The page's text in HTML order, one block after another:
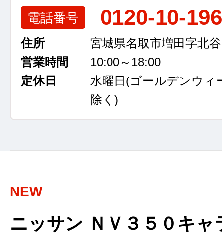
電話番号 0120-10-
住所
宮城県名取市増田字北
営業時間
10:00～18:00
定休日
水曜日 (ゴールデンウィ
除く)
NEW
ニッサン ＮＶ３５０キ